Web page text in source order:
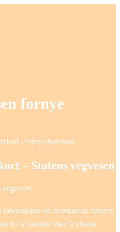
fornye
› fornye-forerkort
– Statens vegvesen
vegvesen
om hvordan du fornyer
for å beholde eller få tilbake